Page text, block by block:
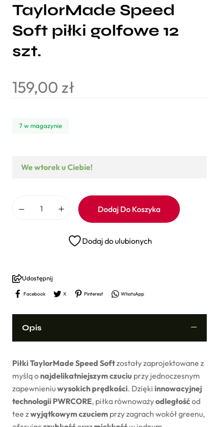
TaylorMade Speed
Soft piłki golfowe 12
szt.
159,00 zł
7 w magazynie
We wtorek u Ciebie!
Dodaj Do Koszyka
Dodaj do ulubionych
Udostępnij
Facebook X Pinterest WhatsApp
Opis
Piłki TaylorMade Speed Softzostały zaprojektowane z
myślą o najdelikatniejszym czuciu przy jednoczesnym
zapewnieniuwysokich prędkości. Dzięki innowacyjnej
technologii PWRCORE, piłka równoważyodległośćod
tee zwyjątkowym czuciem przy zagrach wokół greenu,